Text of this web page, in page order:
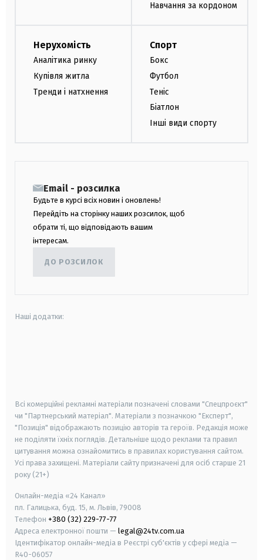
Навчання за кордоном
Нерухомість
Аналітика ринку
Купівля житла
Тренди і натхнення
Спорт
Бокс
Футбол
Теніс
Біатлон
Інші види спорту
Email - розсилка
Будьте в курсі всіх новин і оновлень!
Перейдіть на сторінку наших розсилок, щоб
обрати ті, що відповідають вашим
інтересам.
ДО РОЗСИЛОК
Наші додатки:
Всі комерційні рекламні матеріали позначені словами "Спецпроєкт"
чи "Партнерський матеріал". Матеріали з позначкою "Експерт",
"Позиція" відображають позицію авторів та героїв. Редакція може
не поділяти їхніх поглядів. Детальніше щодо реклами та правил
цитування можна ознайомитись в правилах користування сайтом.
Усі права захищені. Матеріали сайту призначені для осіб старше 21
року (21+)
Онлайн-медіа «24 Канал»
пл. Галицька, буд. 15, м. Львів, 79008
Телефон +380 (32) 229-77-77
Адреса електронної пошти — legal@24tv.com.ua
Ідентифікатор онлайн-медіа в Реєстрі суб'єктів у сфері медіа —
R40-06057